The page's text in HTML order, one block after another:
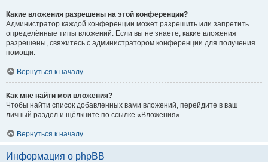
Какие вложения разрешены на этой конференции?
Администратор каждой конференции может разрешить или запретить
определённые типы вложений. Если вы не знаете, какие вложения
разрешены, свяжитесь с администратором конференции для получения
помощи.
Вернуться к началу
Как мне найти мои вложения?
Чтобы найти список добавленных вами вложений, перейдите в ваш
личный раздел и щёлкните по ссылке «Вложения».
Вернуться к началу
Информация о phpBB